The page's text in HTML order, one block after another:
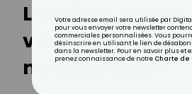
Les olives
véritables
nutritionnels !
Votre adresse email sera utilisée par
pour vous envoyer votre newsletter
commerciales personnalisées. Vous
désinscrire en utilisant le lien de
dans la newsletter. Pour en savoir plus et
prenez connaissance de notre Charte